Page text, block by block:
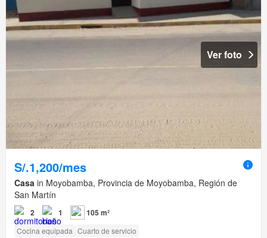
Ver foto
S/.1,200/mes
Casa in Moyobamba, Provincia de Moyobamba, Región de
San Martín
2 1 105 m²
Cocina equipada Cuarto de servicio